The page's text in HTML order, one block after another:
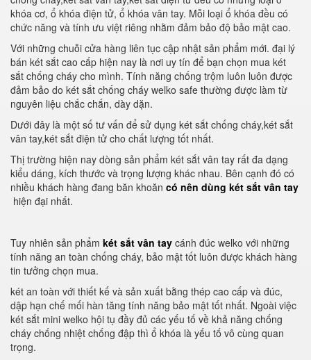
khóa cơ, ổ khóa điện tử, ổ khóa vân tay. Mỗi loại ổ khóa đều có
chức năng và tính ưu việt riêng nhằm đảm bảo độ bảo mật cao.
Với những chuỗi cửa hàng liên tục cập nhật sản phẩm mới. đại lý
bán két sắt cao cấp hiện nay là nơi uy tín để bạn chọn mua két
sắt chống cháy cho mình. Tính năng chống trộm luôn luôn được
đảm bảo do két sắt chống cháy welko safe thường được làm từ
nguyên liệu chắc chắn, dày dặn.
Dưới đây là một số tư vấn để sử dụng két sắt chống cháy,két sắt
vân tay,két sắt điện tử cho chất lượng tốt nhất.
Thị trường hiện nay dòng sản phẩm két sắt vân tay rất đa dạng
kiểu dáng, kích thước và trọng lượng khác nhau. Bên cạnh đó có
nhiều khách hàng đang băn khoăn có nên dùng két sắt vân tay
hiện đại nhất.
Tuy nhiên sản phẩm két sắt vân tay cánh đúc welko với những
tính năng an toàn chống cháy, bảo mật tốt luôn được khách hàng
tin tưởng chọn mua.
két an toàn với thiết kế và sản xuất bằng thép cao cấp và đúc,
dập hạn chế mối hàn tăng tính năng bảo mật tốt nhất. Ngoài việc
két sắt mini welko hội tụ đầy đủ các yếu tố về khả năng chống
cháy chống nhiệt chống đập thì ổ khóa là yếu tố vô cùng quan
trọng.